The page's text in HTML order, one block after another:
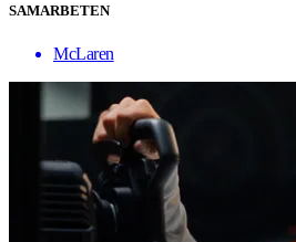
SAMARBETEN
McLaren